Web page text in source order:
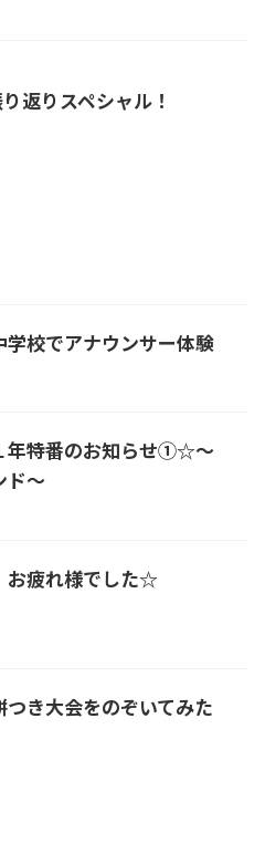
返りスペシャル！
学校でアナウンサー体験
年特番のお知らせ①☆〜
ド〜
お疲れ様でした☆
つき大会をのぞいてみた